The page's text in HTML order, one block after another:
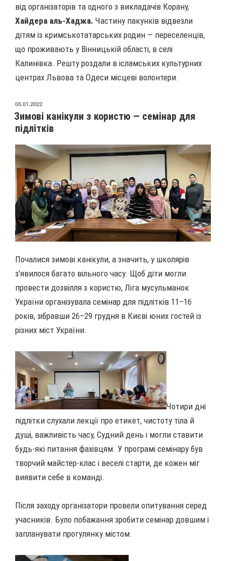
від організаторів та одного з викладачів Корану,
Хайдера аль-Хаджа. Частину пакунків відвезли
дітям із кримськотатарських родин — переселенців,
що проживають у Вінницькій області, в селі
Калинівка. Решту роздали в ісламських культурних
центрах Львова та Одеси місцеві волонтери.
ОПУБЛІКОВАНО
05.01.2022
Зимові канікули з користю — семінар для
підлітків
Почалися зимові канікули, а значить, у школярів
з’явилося багато вільного часу. Щоб діти могли
провести дозвілля з користю, Ліга мусульманок
України організувала семінар для підлітків 11–16
років, зібравши 26–29 грудня в Києві юних гостей із
різних міст України.
Чотири дні
підлітки слухали лекції про етикет, чистоту тіла й
душі, важливість часу, Судний день і могли ставити
будь-які питання фахівцям. У програмі семінару був
творчий майстер-клас і веселі старти, де кожен міг
виявити себе в команді.
Після заходу організатори провели опитування серед
учасників. Було побажання зробити семінар довшим і
запланувати прогулянку містом.